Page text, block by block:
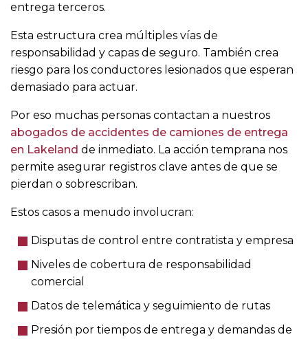
entrega terceros.
Esta estructura crea múltiples vías de
responsabilidad y capas de seguro. También crea
riesgo para los conductores lesionados que esperan
demasiado para actuar.
Por eso muchas personas contactan a nuestros
abogados de accidentes de camiones de entrega
en Lakeland de inmediato. La acción temprana nos
permite asegurar registros clave antes de que se
pierdan o sobrescriban.
Estos casos a menudo involucran:
Disputas de control entre contratista y empresa
Niveles de cobertura de responsabilidad
comercial
Datos de telemática y seguimiento de rutas
Presión por tiempos de entrega y demandas de